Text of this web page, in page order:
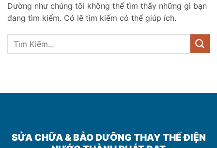
Dường như chúng tôi không thể tìm thấy những gì bạn
đang tìm kiếm. Có lẽ tìm kiếm có thể giúp ích.
SỬA CHỮA & BẢO DƯỠNG THAY THẾ ĐIỆN